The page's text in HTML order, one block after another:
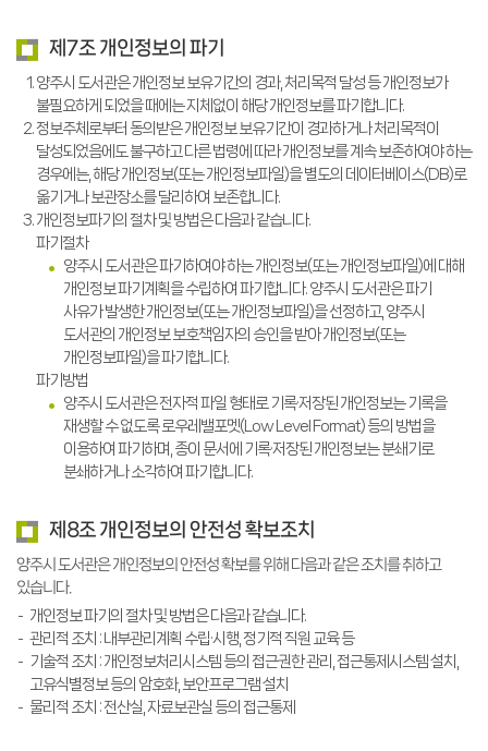
제7조 개인정보의 파기
양주시 도서관은 개인정보 보유기간의 경과, 처리목적 달성 등 개인정보가
불필요하게 되었을 때에는 지체없이 해당 개인정보를 파기합니다.
정보주체로부터 동의받은 개인정보 보유기간이 경과하거나 처리목적이
달성되었음에도 불구하고 다른 법령에 따라 개인정보를 계속 보존하여야 하는
경우에는, 해당 개인정보(또는 개인정보파일)을 별도의 데이터베이스(DB)로
옮기거나 보관장소를 달리하여 보존합니다.
개인정보파기의 절차 및 방법은 다음과 같습니다.
파기절차
양주시 도서관은 파기하여야 하는 개인정보(또는 개인정보파일)에 대해
개인정보 파기계획을 수립하여 파기합니다. 양주시 도서관은 파기
사유가 발생한 개인정보(또는 개인정보파일)을 선정하고, 양주시
도서관의 개인정보 보호책임자의 승인을 받아 개인정보(또는
개인정보파일)을 파기합니다.
파기방법
양주시 도서관은 전자적 파일 형태로 기록·저장된 개인정보는 기록을
재생할 수 없도록 로우레밸포멧(Low Level Format) 등의 방법을
이용하여 파기하며, 종이 문서에 기록·저장된 개인정보는 분쇄기로
분쇄하거나 소각하여 파기합니다.
제8조 개인정보의 안전성 확보조치
양주시 도서관은 개인정보의 안전성 확보를 위해 다음과 같은 조치를 취하고
있습니다.
개인정보 파기의 절차 및 방법은 다음과 같습니다.
관리적 조치 : 내부관리계획 수립·시행, 정기적 직원 교육 등
기술적 조치 : 개인정보처리시스템 등의 접근권한 관리, 접근통제시스템 설치,
고유식별정보 등의 암호화, 보안프로그램 설치
물리적 조치 : 전산실, 자료보관실 등의 접근통제